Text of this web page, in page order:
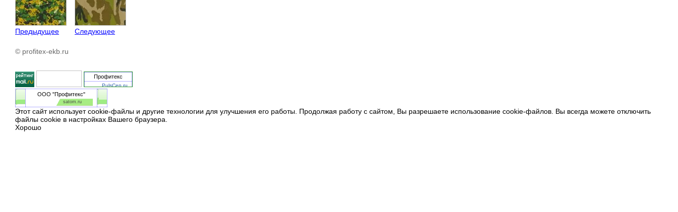
Предыдущее Следующее
© profitex-ekb.ru
Профитекс
PulsCen.ru
ООО "Профитекс"
satom.ru
Этот сайт использует cookie-файлы и другие технологии для улучшения его работы. Продолжая работу с сайтом, Вы разрешаете использование cookie-файлов. Вы всегда можете отключить
файлы cookie в настройках Вашего браузера.
Хорошо